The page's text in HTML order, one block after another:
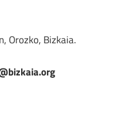
Orozko, Bizkaia.